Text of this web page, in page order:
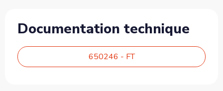
Documentation technique
650246 - FT